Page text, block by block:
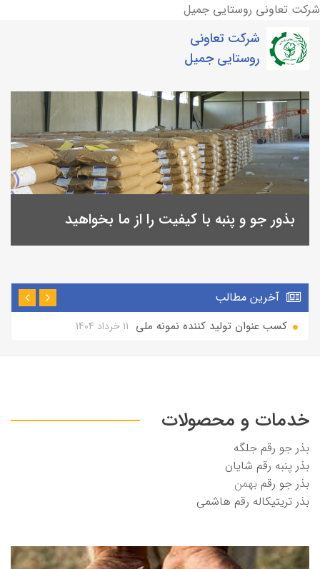
شرکت تعاونی روستایی جمیل
شرکت تعاونی
روستایی جمیل
تولید کننده بذر جو، تریتیکاله و پنبه
آخرین مطالب
کسب عنوان تولید کننده نمونه ملی 11 خرداد 1404
خدمات و محصولات
بذر جو رقم جلگه
بذر پنبه رقم شایان
بذر جو رقم بهمن
بذر تریتیکاله رقم هاشمی